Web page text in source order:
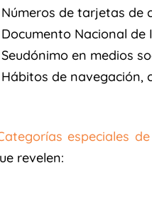
Números de tarjetas de
Documento Nacional
Seudónimo en medios
Hábitos de navegación,
especiales
revelen: